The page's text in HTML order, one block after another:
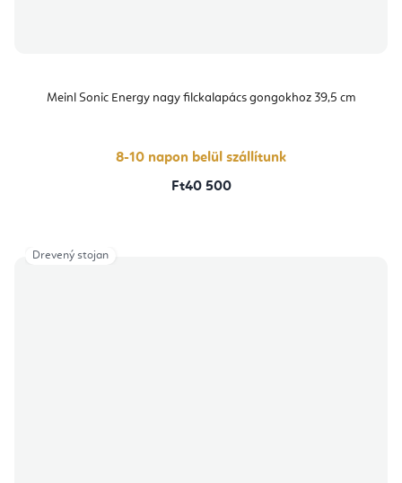
Meinl Sonic Energy nagy filckalapács gongokhoz 39,5 cm
8-10 napon belül szállítunk
Ft40 500
Drevený stojan